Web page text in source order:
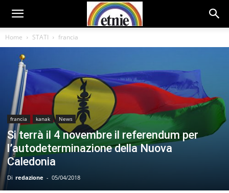
Home STATI francia
francia kanak News
Si terrà il 4 novembre il referendum per
l’autodeterminazione della Nuova
Caledonia
Di redazione - 05/04/2018